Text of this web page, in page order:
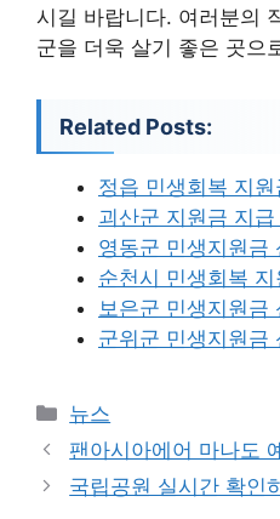
시길 바랍니다. 여러분의
군을 더욱 살기 좋은 곳으
Related Posts:
정읍 민생회복 지
괴산군 지원금 지급
영동군 민생지원금
순천시 민생회복 지
보은군 민생지원금
군위군 민생지원금
카
테
리
뉴스
팬아시아에어 마나도
국립공원 실시간 확인